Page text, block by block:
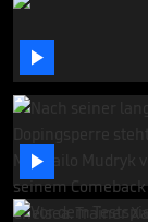
2
13
seconds

